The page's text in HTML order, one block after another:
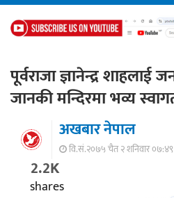
पूर्वराजा ज्ञानेन्द्र
जानकी मन्दिरमा भव्य
अखबार नेपाल
वि.सं.२०७५ चैत २ शनिवार ०७:४९
2.2K
shares